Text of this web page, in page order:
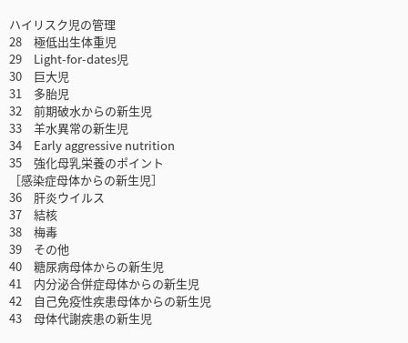
ハイリスク児の管理
28 極低出生体重児
29 Light-for-dates児
30 巨大児
31 多胎児
32 前期破水からの新生児
33 羊水異常の新生児
34 Early aggressive nutrition
35 強化母乳栄養のポイント
［感染症母体からの新生児］
36 肝炎ウイルス
37 結核
38 梅毒
39 その他
40 糖尿病母体からの新生児
41 内分泌合併症母体からの新生児
42 自己免疫性疾患母体からの新生児
43 母体代謝疾患の新生児